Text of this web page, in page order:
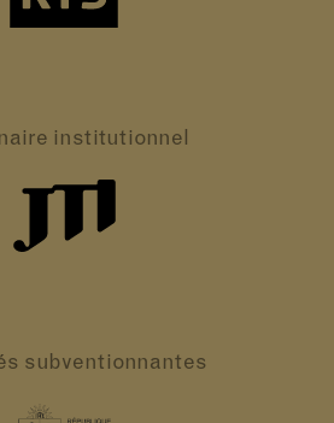
institutionnel
subventionnantes